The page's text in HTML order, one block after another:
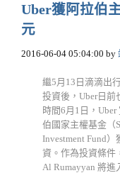
Uber獲阿拉伯
元
2016-06-04 05:04:00 by
繼5月13日滴滴出
投資後，Uber日前
時間6月1日，
伯國家主權基金（
Investment Fund
資。作為投資條件
Al Rumayyan 將